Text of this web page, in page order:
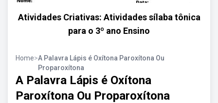
Atividades Criativas: Atividades sílaba tônica
para o 3º ano Ensino
Home>A Palavra Lápis é Oxítona Paroxítona Ou
Proparoxítona
A Palavra Lápis é Oxítona
Paroxítona Ou Proparoxítona